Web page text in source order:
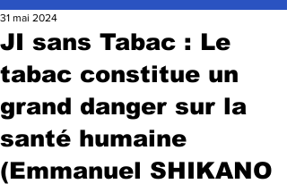
JI sans Tabac : Le
tabac constitue un
grand danger sur la
santé humaine
(Emmanuel SHIKANO
31 mai 2024